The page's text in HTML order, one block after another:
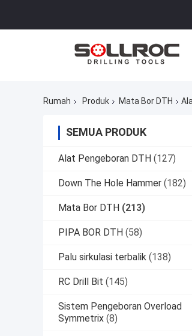
Rumah Produk Mata Bor DTH
SEMUA PRODUK
Alat Pengeboran DTH (127)
Down The Hole Hammer (182)
Mata Bor DTH (213)
PIPA BOR DTH (58)
Palu sirkulasi terbalik (138)
RC Drill Bit (145)
Sistem Pengeboran Overload
Symmetrix (8)